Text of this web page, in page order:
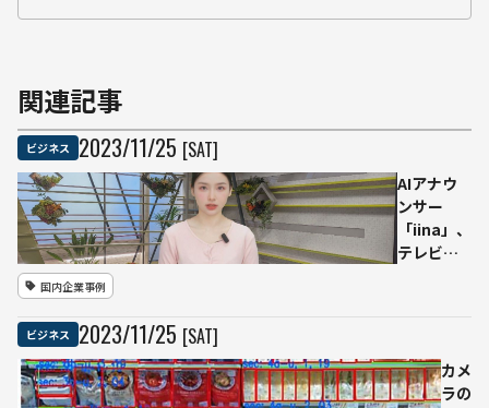
関連記事
ビジネス 2023/11/25 [SAT]
AIアナウ
ンサー
「iina」、
テレビ北
国内企業事例
ビジネス 2023/11/25 [SAT]
カメ
ラの